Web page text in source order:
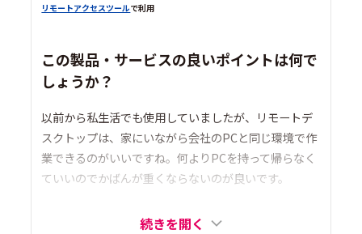
リモートアクセスツールで利用
この製品・サービスの良いポイントは何で
しょうか？
以前から私生活でも使用していましたが、リモートデ
スクトップは、家にいながら会社のPCと同じ環境で作
業できるのがいいですね。何よりPCを持って帰らなく
ていいのでかばんが重くならないのが良いです。
続きを開く